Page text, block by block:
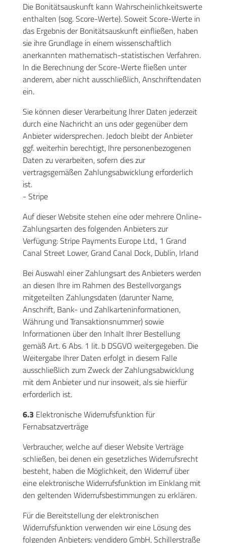
Die Bonitätsauskunft kann Wahrscheinlichkeitswerte
enthalten (sog. Score-Werte). Soweit Score-Werte in
das Ergebnis der Bonitätsauskunft einfließen, haben
sie ihre Grundlage in einem wissenschaftlich
anerkannten mathematisch-statistischen Verfahren.
In die Berechnung der Score-Werte fließen unter
anderem, aber nicht ausschließlich, Anschriftendaten
ein.
Sie können dieser Verarbeitung Ihrer Daten jederzeit
durch eine Nachricht an uns oder gegenüber dem
Anbieter widersprechen. Jedoch bleibt der Anbieter
ggf. weiterhin berechtigt, Ihre personenbezogenen
Daten zu verarbeiten, sofern dies zur
vertragsgemäßen Zahlungsabwicklung erforderlich
ist.
- Stripe
Auf dieser Website stehen eine oder mehrere Online-
Zahlungsarten des folgenden Anbieters zur
Verfügung: Stripe Payments Europe Ltd., 1 Grand
Canal Street Lower, Grand Canal Dock, Dublin, Irland
Bei Auswahl einer Zahlungsart des Anbieters werden
an diesen Ihre im Rahmen des Bestellvorgangs
mitgeteilten Zahlungsdaten (darunter Name,
Anschrift, Bank- und Zahlkarteninformationen,
Währung und Transaktionsnummer) sowie
Informationen über den Inhalt Ihrer Bestellung
gemäß Art. 6 Abs. 1 lit. b DSGVO weitergegeben. Die
Weitergabe Ihrer Daten erfolgt in diesem Falle
ausschließlich zum Zweck der Zahlungsabwicklung
mit dem Anbieter und nur insoweit, als sie hierfür
erforderlich ist.
6.3 Elektronische Widerrufsfunktion für
Fernabsatzverträge
Verbraucher, welche auf dieser Website Verträge
schließen, bei denen ein gesetzliches Widerrufsrecht
besteht, haben die Möglichkeit, den Widerruf über
eine elektronische Widerrufsfunktion im Einklang mit
den geltenden Widerrufsbestimmungen zu erklären.
Für die Bereitstellung der elektronischen
Widerrufsfunktion verwenden wir eine Lösung des
folgenden Anbieters: vendidero GmbH, Schillerstraße